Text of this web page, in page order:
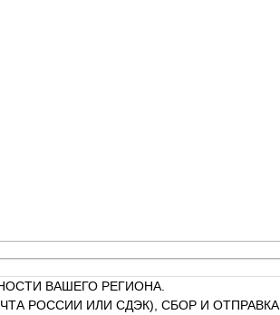
ВАШЕГО РЕГИОНА.
РОССИИ ИЛИ СДЭК), СБОР И